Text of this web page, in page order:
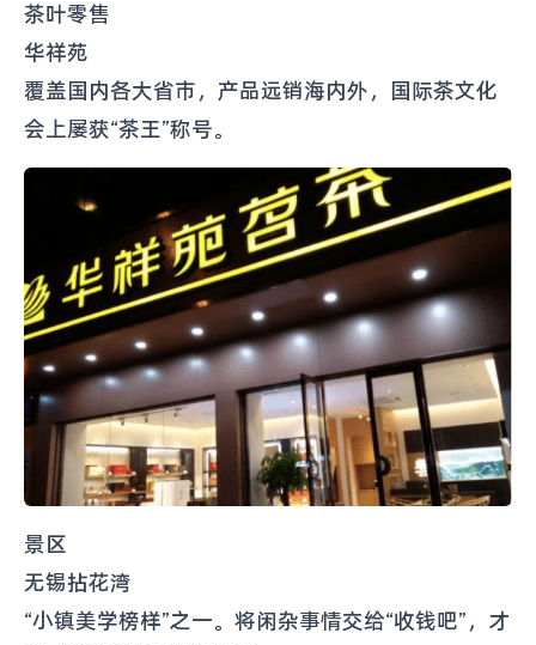
茶叶零售
华祥苑
覆盖国内各大省市，产品远销海内外，国际茶文化
会上屡获“茶王”称号。
景区
无锡拈花湾
“小镇美学榜样”之一。将闲杂事情交给“收钱吧”，才